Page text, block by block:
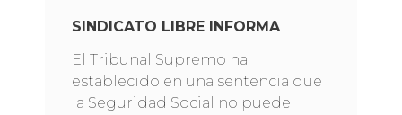
SINDICATO LIBRE INFORMA
El Tribunal Supremo ha
establecido en una sentencia que
la Seguridad Social no puede